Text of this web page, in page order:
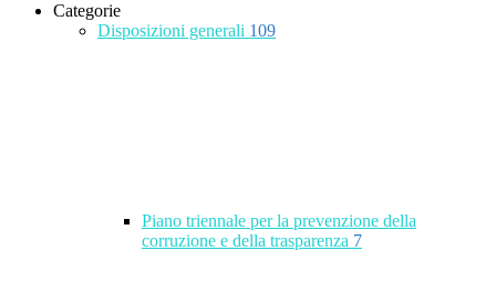
Categorie
Disposizioni generali 109
Piano triennale per la prevenzione della
corruzione e della trasparenza 7